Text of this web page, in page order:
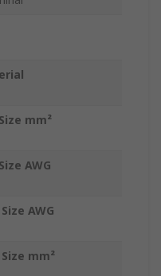
mm²
AWG
AWG
mm²